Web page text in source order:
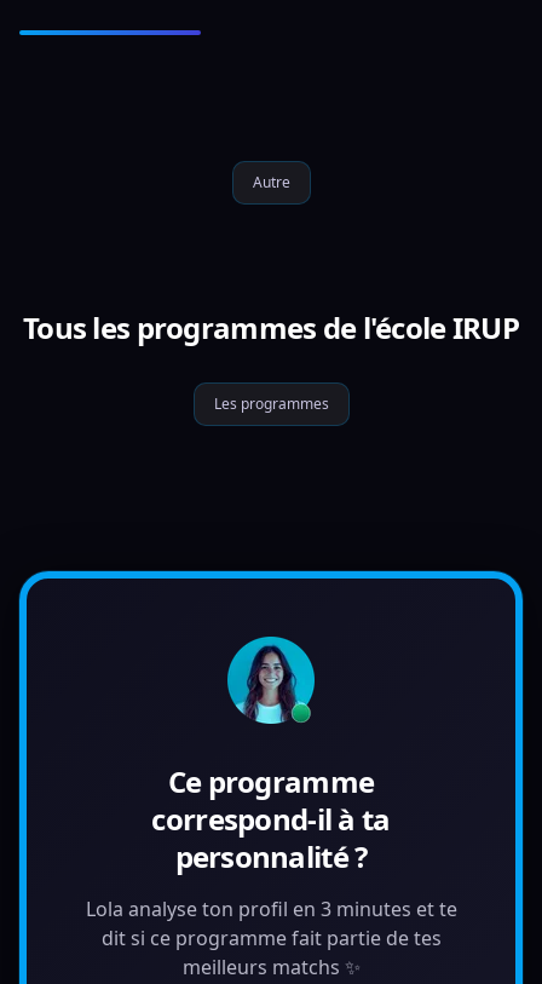
Autre
Tous les programmes de l'école IRUP
Les programmes
Ce programme
correspond-il à ta
personnalité ?
Lola analyse ton profil en 3 minutes et te
dit si ce programme fait partie de tes
meilleurs matchs ✨